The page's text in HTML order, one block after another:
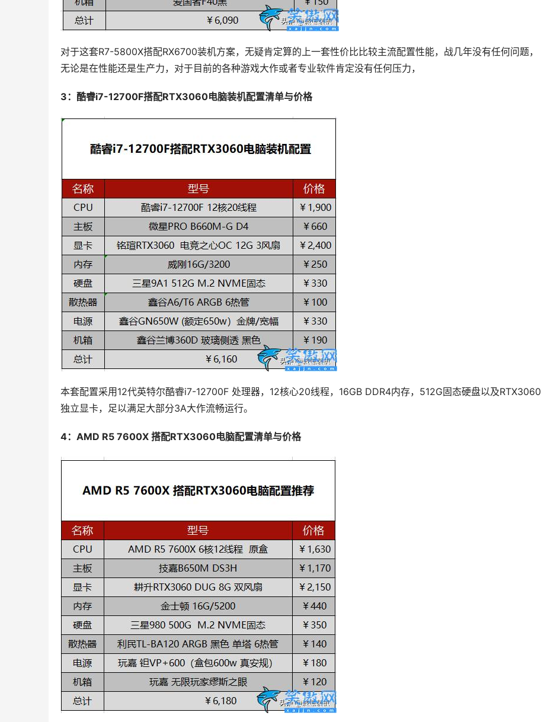
对于这套R7-5800X搭配RX6700装机方案，无疑肯定算的上一套性价比比较主流配置性能，战几年没有任何问题，
无论是在性能还是生产力，对于目前的各种游戏大作或者专业软件肯定没有任何压力，
3：酷睿i7-12700F搭配RTX3060电脑装机配置清单与价格
本套配置采用12代英特尔酷睿i7-12700F 处理器，12核心20线程，16GB DDR4内存，512G固态硬盘以及RTX3060
独立显卡，足以满足大部分3A大作流畅运行。
4：AMD R5 7600X 搭配RTX3060电脑配置清单与价格